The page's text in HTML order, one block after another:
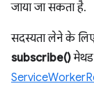
जाया जा सकता है.
सदस्यता लेने के
subscribe()मेथड